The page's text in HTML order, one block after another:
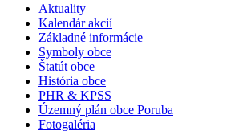
Aktuality
Kalendár akcií
Základné informácie
Symboly obce
Štatút obce
História obce
PHR & KPSS
Územný plán obce Poruba
Fotogaléria